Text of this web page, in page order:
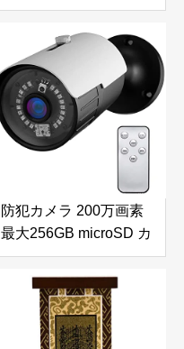
防寒 冬用 ブーツ 雪用
長靴 撥水 スノーシュー
ズ 裏起毛 24.0cm
防犯カメラ 200万画素
最大256GB microSD カ
ード対応 SDカード録
画 屋内屋外対応 有線
駐車場 玄関口防犯 監視
カメラ AV出力対応 動
体検知 強力赤外線LED